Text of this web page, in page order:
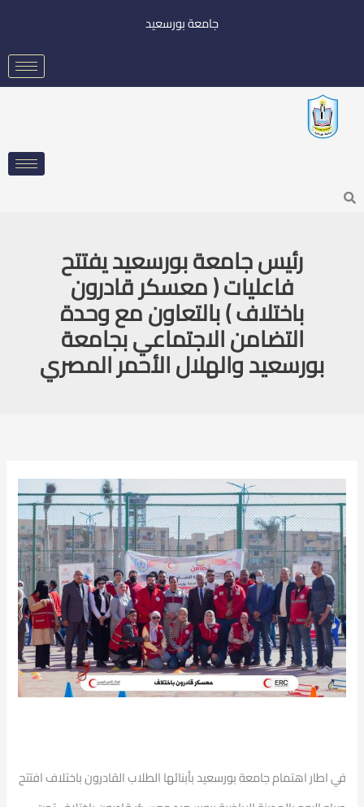
جامعة بورسعيد
Search
رئيس جامعة بورسعيد يفتتح
فاعليات ( معسكر قادرون
باختلاف ) بالتعاون مع وحدة
التضامن الاجتماعي بجامعة
بورسعيد والهلال الأحمر المصري
في اطار اهتمام جامعة بورسعيد بأبنائها الطلاب القادرون باختلاف افتتح